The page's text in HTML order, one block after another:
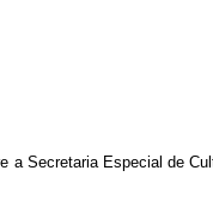
Secretaria Especial de